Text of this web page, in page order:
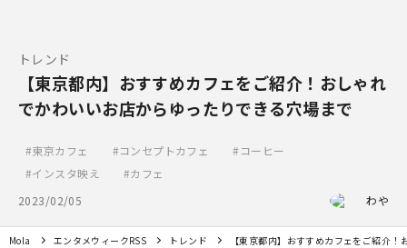
トレンド
【東京都内】おすすめカフェをご紹介！おしゃれ
でかわいいお店からゆったりできる穴場まで
東京カフェ コンセプトカフェ
コーヒー
インスタ映え
カフェ
2023/02/05
わや
Mola エンタメウィークRSS トレンド 【東京都内】おすすめカフェをご紹介